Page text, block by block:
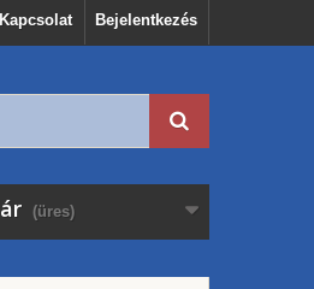
Bejelentkezés
Kapcsolat
(üres)